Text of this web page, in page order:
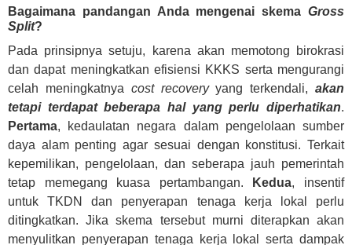
Bagaimana pandangan Anda mengenai skema Gross
Split?
Pada prinsipnya setuju, karena akan memotong birokrasi
dan dapat meningkatkan efisiensi KKKS serta mengurangi
celah meningkatnya cost recoveryyang terkendali,akan
tetapi terdapat beberapa hal yang perlu diperhatikan.
Pertama, kedaulatan negara dalam pengelolaan sumber
daya alam penting agar sesuai dengan konstitusi. Terkait
kepemilikan, pengelolaan, dan seberapa jauh pemerintah
tetap memegang kuasa pertambangan.
Kedua, insentif
untuk TKDN dan penyerapan tenaga kerja lokal perlu
ditingkatkan. Jika skema tersebut murni diterapkan akan
menyulitkan penyerapan tenaga kerja lokal serta dampak